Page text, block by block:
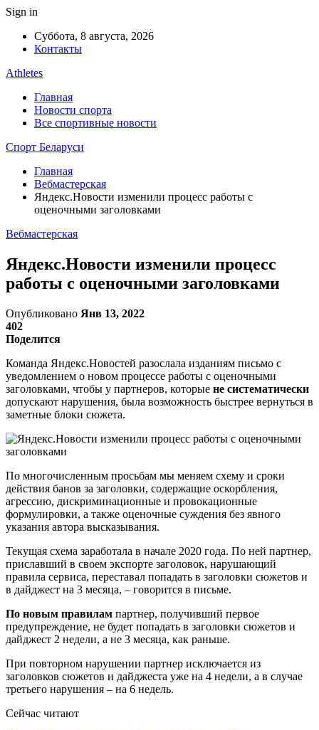
Sign in
Суббота, 8 августа, 2026
Контакты
Athletes
Главная
Новости спорта
Все спортивные новости
Спорт Беларуси
Главная
Вебмастерская
Яндекс.Новости изменили процесс работы с
оценочными заголовками
Вебмастерская
Яндекс.Новости изменили процесс
работы с оценочными заголовками
Опубликовано Янв 13, 2022
402
Поделится
Команда Яндекс.Новостей разослала изданиям письмо с
уведомлением о новом процессе работы с оценочными
заголовками, чтобы у партнеров, которые не систематически
допускают нарушения, была возможность быстрее вернуться в
заметные блоки сюжета.
По многочисленным просьбам мы меняем схему и сроки
действия банов за заголовки, содержащие оскорбления,
агрессию, дискриминационные и провокационные
формулировки, а также оценочные суждения без явного
указания автора высказывания.
Текущая схема заработала в начале 2020 года. По ней партнер,
приславший в своем экспорте заголовок, нарушающий
правила сервиса, переставал попадать в заголовки сюжетов и
в дайджест на 3 месяца, – говорится в письме.
По новым правилам партнер, получивший первое
предупреждение, не будет попадать в заголовки сюжетов и
дайджест 2 недели, а не 3 месяца, как раньше.
При повторном нарушении партнер исключается из
заголовков сюжетов и дайджеста уже на 4 недели, а в случае
третьего нарушения – на 6 недель.
Сейчас читают